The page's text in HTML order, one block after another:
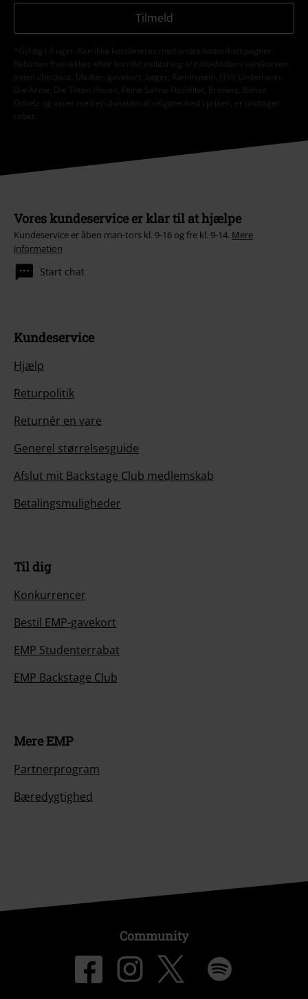
Tilmeld
*Gyldig i 4 uger. Kan ikke kombineres med andre koder/kampagner.
Rabatten fratrækkes efter korrekt indløsning af rabatkoden i varekurven
inden checkout. Medier, gavekort, bøger, Rammstein, (Till) Lindemann,
Die Ärzte, Die Toten Hosen, Feine Sahne Fischfilet, Broilers, Böhse
Onkelz og varer med en donation til velgørenhed i prisen, er undtaget
rabat.
Vores kundeservice er klar til at hjælpe
Kundeservice er åben man-tors kl. 9-16 og fre kl. 9-14. Mere
information
Start chat
Kundeservice
Hjælp
Returpolitik
Returnér en vare
Generel størrelsesguide
Afslut mit Backstage Club medlemskab
Betalingsmuligheder
Til dig
Konkurrencer
Bestil EMP-gavekort
EMP Studenterrabat
EMP Backstage Club
Mere EMP
Partnerprogram
Bæredygtighed
Community